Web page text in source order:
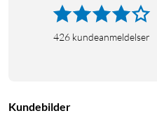
426 kundeanmeldelser
Kundebilder